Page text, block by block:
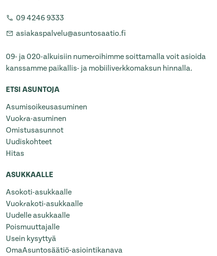
09 4246 9333
asiakaspalvelu@asuntosaatio.fi
09- ja 020-alkuisiin numeroihimme soittamalla voit asioida
kanssamme paikallis- ja mobiiliverkkomaksun hinnalla.
ETSI ASUNTOJA
Asumisoikeusasuminen
Vuokra-asuminen
Omistusasunnot
Uudiskohteet
Hitas
ASUKKAALLE
Asokoti-asukkaalle
Vuokrakoti-asukkaalle
Uudelle asukkaalle
Poismuuttajalle
Usein kysyttyä
OmaAsuntosäätiö-asiointikanava